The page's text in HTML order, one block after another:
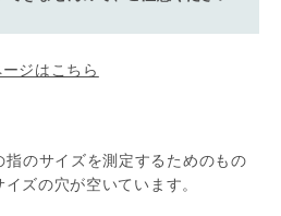
ジはこちら
のサイズを測定するためのもの
ズの穴が空いています。